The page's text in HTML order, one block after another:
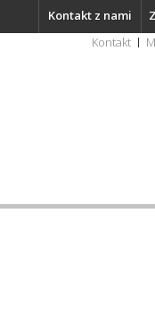
Kontakt z nami
Kontakt